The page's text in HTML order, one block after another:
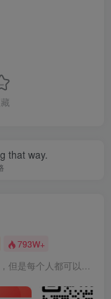
that way.
793W+
没有人可以回到过去从头再来，但是每个人都可以从今天开始，创造一个全新的结局